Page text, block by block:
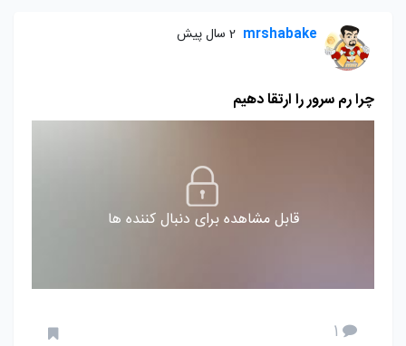
mrshabake 2 سال پیش
چرا رم سرور را ارتقا دهیم
قابل مشاهده برای دنبال کننده ها
1